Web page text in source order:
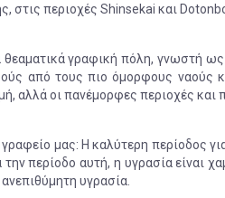
στις περιοχές Shinsekai και
θεαματικά γραφική πόλη, γνωστή
από τους πιο όμορφους ναούς
αλλά οι πανέμορφες περιοχές και
μας: Η καλύτερη περίοδος
την περίοδο αυτή, η υγρασία είναι
υγρασία.